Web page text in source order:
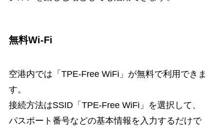
無料Wi-Fi
空港内では「TPE-Free WiFi」が無料で利用できま
す。
接続方法はSSID「TPE-Free WiFi」を選択して、
パスポート番号などの基本情報を入力するだけで